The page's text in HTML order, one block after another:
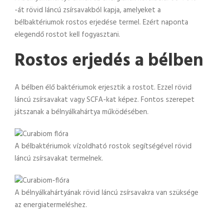
-át rövid láncú zsírsavakból kapja, amelyeket a
bélbaktériumok rostos erjedése termel. Ezért naponta
elegendő rostot kell fogyasztani.
Rostos erjedés a bélben
A bélben élő baktériumok erjesztik a rostot. Ezzel rövid
láncú zsírsavakat vagy SCFA-kat képez. Fontos szerepet
játszanak a bélnyálkahártya működésében.
A bélbaktériumok vízoldható rostok segítségével rövid
láncú zsírsavakat termelnek.
A bélnyálkahártyának rövid láncú zsírsavakra van szüksége
az energiatermeléshez.